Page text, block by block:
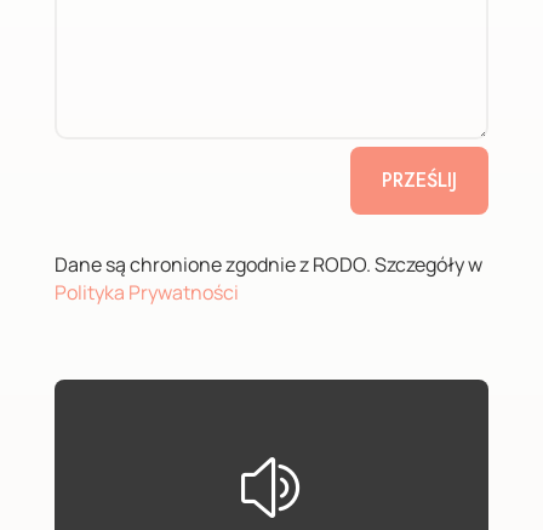
PRZEŚLIJ
Dane są chronione zgodnie z RODO. Szczegóły w
Polityka Prywatności
z